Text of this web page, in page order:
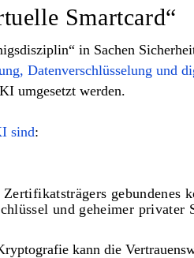
Smartcard“
in Sachen
Datenverschlüsselung und
umgesetzt werden.
sind:
gebundenes
und geheimer privater
kann die